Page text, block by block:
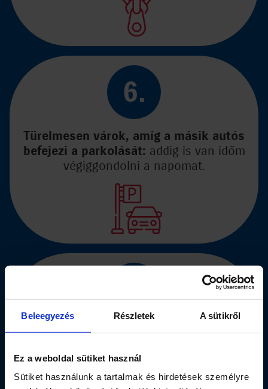
Beleegyezés Részletek A sütikről
Ez a weboldal sütiket használ
Sütiket használunk a tartalmak és hirdetések személyre
6.
Türelmesen várok, amíg a másik autós
befejezi a parkolását: addig is van időm
végiggondolni a napomat.
Dugóban is teret adok a keresztutcából
mint én. Sőt, lehet, hogy még nálam is
jobban.